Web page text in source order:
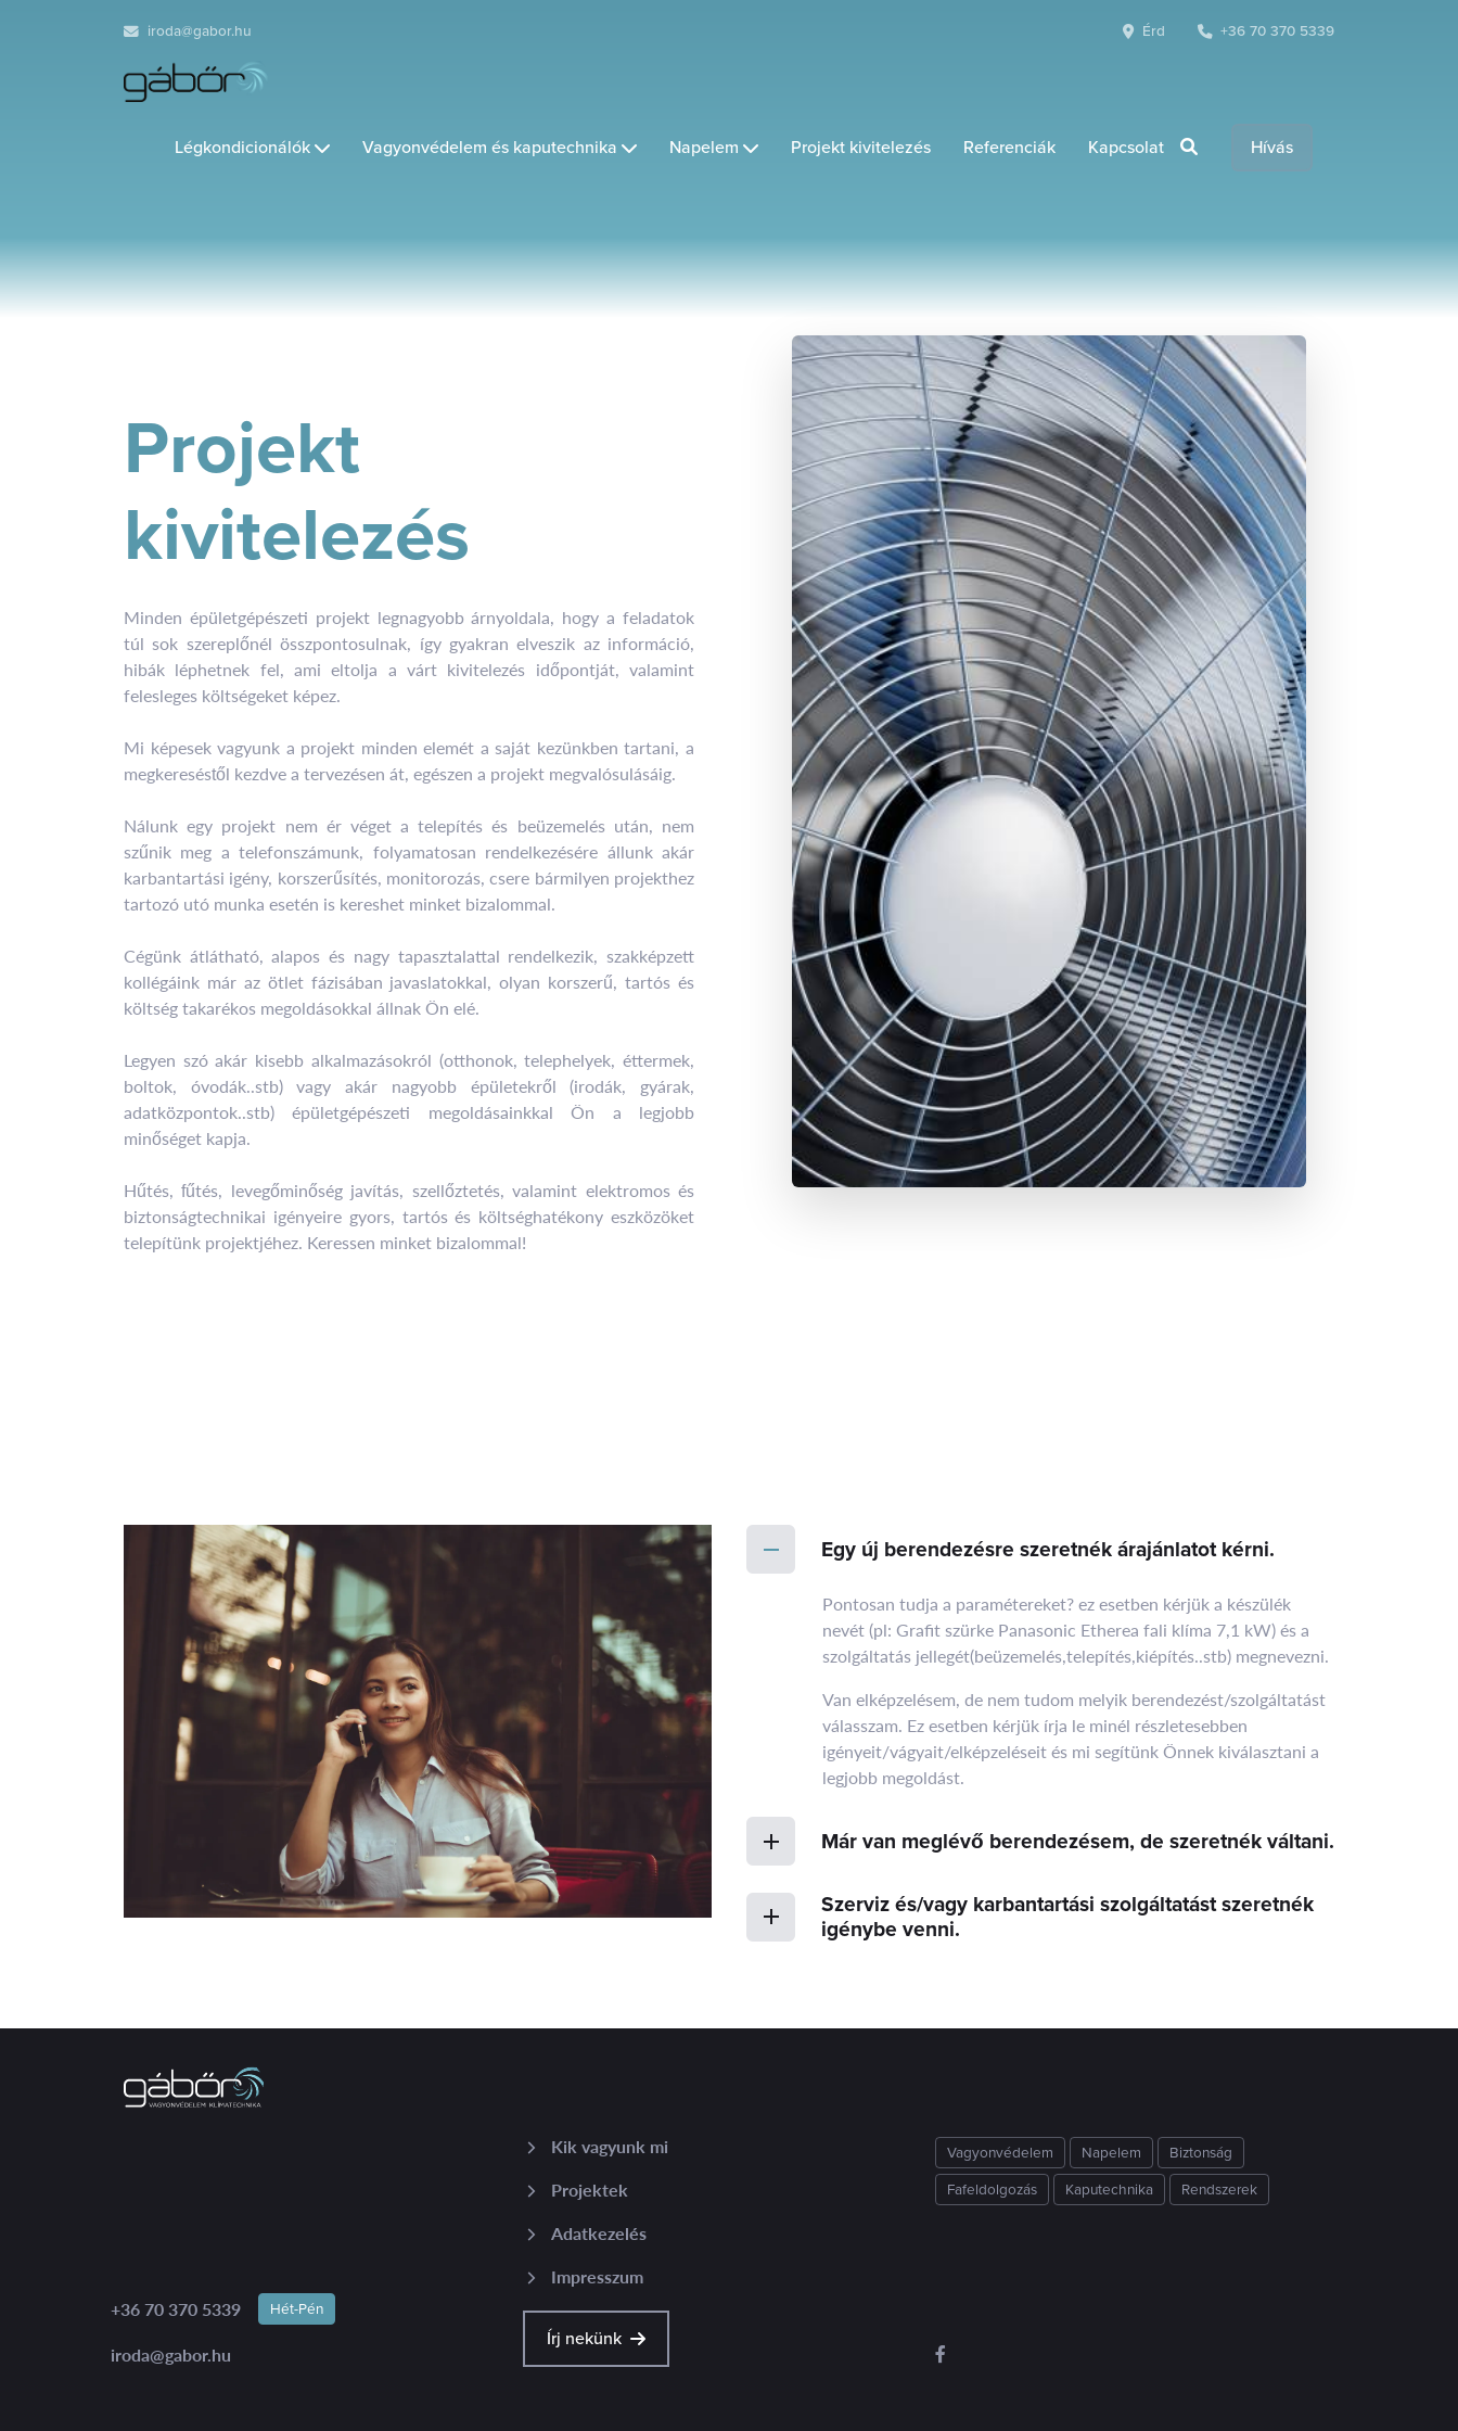
iroda@gabor.hu Érd +36 70 370 5339
Légkondicionálók Vagyonvédelem és kaputechnika Napelem Projekt kivitelezés Referenciák Kapcsolat Hívás
Projekt
kivitelezés
Minden épületgépészeti projekt legnagyobb árnyoldala, hogy a feladatok
túl sok szereplőnél összpontosulnak, így gyakran elveszik az információ,
hibák léphetnek fel, ami eltolja a várt kivitelezés időpontját, valamint
felesleges költségeket képez.
Mi képesek vagyunk a projekt minden elemét a saját kezünkben tartani, a
megkereséstől kezdve a tervezésen át, egészen a projekt megvalósulásáig.
Nálunk egy projekt nem ér véget a telepítés és beüzemelés után, nem
szűnik meg a telefonszámunk, folyamatosan rendelkezésére állunk akár
karbantartási igény, korszerűsítés, monitorozás, csere bármilyen projekthez
tartozó utó munka esetén is kereshet minket bizalommal.
Cégünk átlátható, alapos és nagy tapasztalattal rendelkezik, szakképzett
kollégáink már az ötlet fázisában javaslatokkal, olyan korszerű, tartós és
költség takarékos megoldásokkal állnak Ön elé.
Legyen szó akár kisebb alkalmazásokról (otthonok, telephelyek, éttermek,
boltok, óvodák..stb) vagy akár nagyobb épületekről (irodák, gyárak,
adatközpontok..stb) épületgépészeti megoldásainkkal Ön a legjobb
minőséget kapja.
Hűtés, fűtés, levegőminőség javítás, szellőztetés, valamint elektromos és
biztonságtechnikai igényeire gyors, tartós és költséghatékony eszközöket
telepítünk projektjéhez. Keressen minket bizalommal!
Egy új berendezésre szeretnék árajánlatot kérni.
Pontosan tudja a paramétereket? ez esetben kérjük a készülék
nevét (pl: Grafit szürke Panasonic Etherea fali klíma 7,1 kW) és a
szolgáltatás jellegét(beüzemelés,telepítés,kiépítés..stb) megnevezni.
Van elképzelésem, de nem tudom melyik berendezést/szolgáltatást
válasszam. Ez esetben kérjük írja le minél részletesebben
igényeit/vágyait/elképzeléseit és mi segítünk Önnek kiválasztani a
legjobb megoldást.
Már van meglévő berendezésem, de szeretnék váltani.
Szerviz és/vagy karbantartási szolgáltatást szeretnék
igénybe venni.
Kik vagyunk mi
Projektek
Adatkezelés
Impresszum
Vagyonvédelem Napelem
Biztonság
Fafeldolgozás
Kaputechnika Rendszerek
+36 70 370 5339 Hét-Pén
iroda@gabor.hu
Írj nekünk